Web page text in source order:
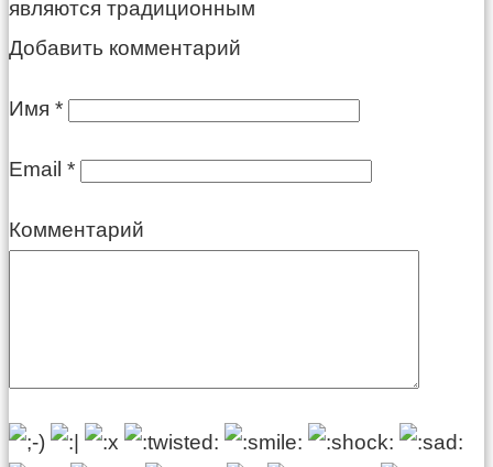
являются традиционным
Добавить комментарий
Имя *
Email *
Комментарий